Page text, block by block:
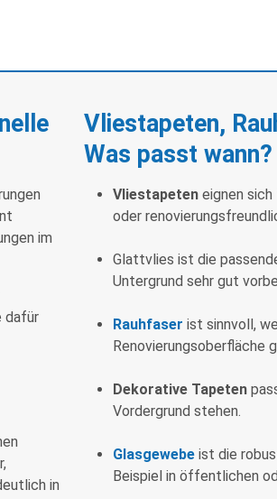
im
dafür
in
Vliestapeten,
Was passt wann?
Vliestapeten eignen
oder
Glattvlies ist die
Untergrund sehr gut
Rauhfaser ist sinnvoll,
Renovierungsoberfläche
Dekorative Tapeten
Vordergrund stehen.
Glasgewebe ist die
Beispiel in öffentlichen